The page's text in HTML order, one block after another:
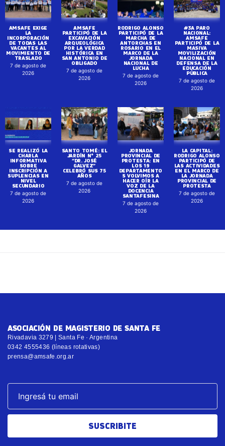
AMSAFE EXIGE
LA
INCORPORACIÓN
DE TODAS LAS
VACANTES AL
MOVIMIENTO DE
TRASLADO
7 de agosto de
2026
AMSAFE
PARTICIPÓ DE LA
EXCAVACIÓN
ARQUEOLÓGICA
POR LA VERDAD
HISTÓRICA EN
SAN ANTONIO DE
OBLIGADO
7 de agosto de
2026
RODRIGO ALONSO
PARTICIPÓ DE LA
MARCHA DE
ANTORCHAS EN
ROSARIO EN EL
MARCO DE LA
JORNADA
NACIONAL DE
LUCHA
7 de agosto de
2026
#3A PARO
NACIONAL:
AMSAFE
PARTICIPÓ DE LA
MASIVA
MOVILIZACIÓN
NACIONAL EN
DEFENSA DE LA
EDUCACIÓN
PÚBLICA
7 de agosto de
2026
SE REALIZÓ LA
CHARLA
INFORMATIVA
SOBRE
INSCRIPCIÓN A
SUPLENCIAS EN
NIVEL
SECUNDARIO
7 de agosto de
2026
SANTO TOMÉ: EL
JARDÍN N° 25
“DR. JOSÉ
GALVEZ”
CELEBRÓ SUS 75
AÑOS
7 de agosto de
2026
JORNADA
PROVINCIAL DE
PROTESTA: EN
LOS 19
DEPARTAMENTO
S VOLVIMOS A
HACER OÍR LA
VOZ DE LA
DOCENCIA
SANTAFESINA
7 de agosto de
2026
LA CAPITAL:
RODRIGO ALONSO
PARTICIPÓ DE
LAS ACTIVIDADES
EN EL MARCO DE
LA JORNADA
PROVINCIAL DE
PROTESTA
7 de agosto de
2026
ASOCIACIÓN DE MAGISTERIO DE SANTA FE
Rivadavia 3279 | Santa Fe · Argentina
0342 4555436 (líneas rotativas)
prensa@amsafe.org.ar
SUSCRIBITE